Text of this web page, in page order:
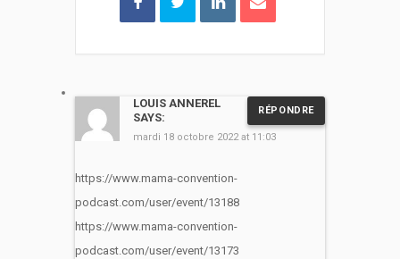
RÉPONDRE
LOUIS ANNEREL
SAYS:
mardi 18 octobre 2022 at 11:03
https://www.mama-convention-
podcast.com/user/event/13188
https://www.mama-convention-
podcast.com/user/event/13173